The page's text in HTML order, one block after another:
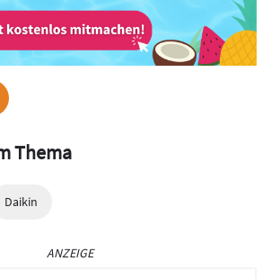
Thema
Daikin
ANZEIGE